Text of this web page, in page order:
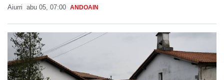
Aiurri abu 05, 07:00 ANDOAIN